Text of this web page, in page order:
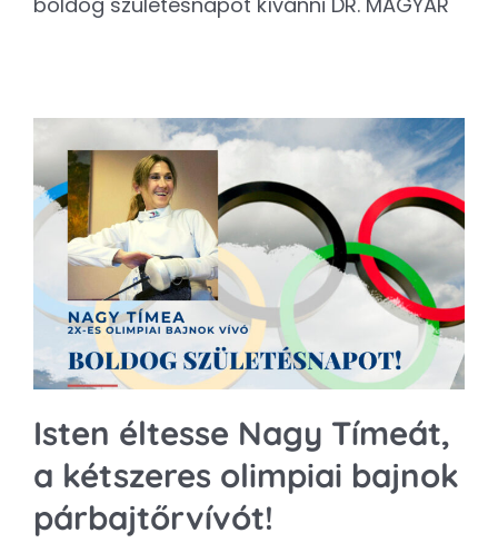
Isten éltesse Nagy Tímeát,
a kétszeres olimpiai bajnok
párbajtőrvívót!